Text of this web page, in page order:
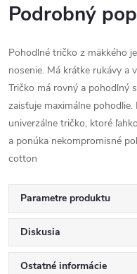
Podrobný
Pohodlné tričko z mäkkého
nosenie. Má krátke rukávy a
Tričko má rovný a pohodlný
zaisťuje maximálne
univerzálne tričko, ktoré
a ponúka nekompromisné
cotton
Parametre produktu
Diskusia
Ostatné informácie